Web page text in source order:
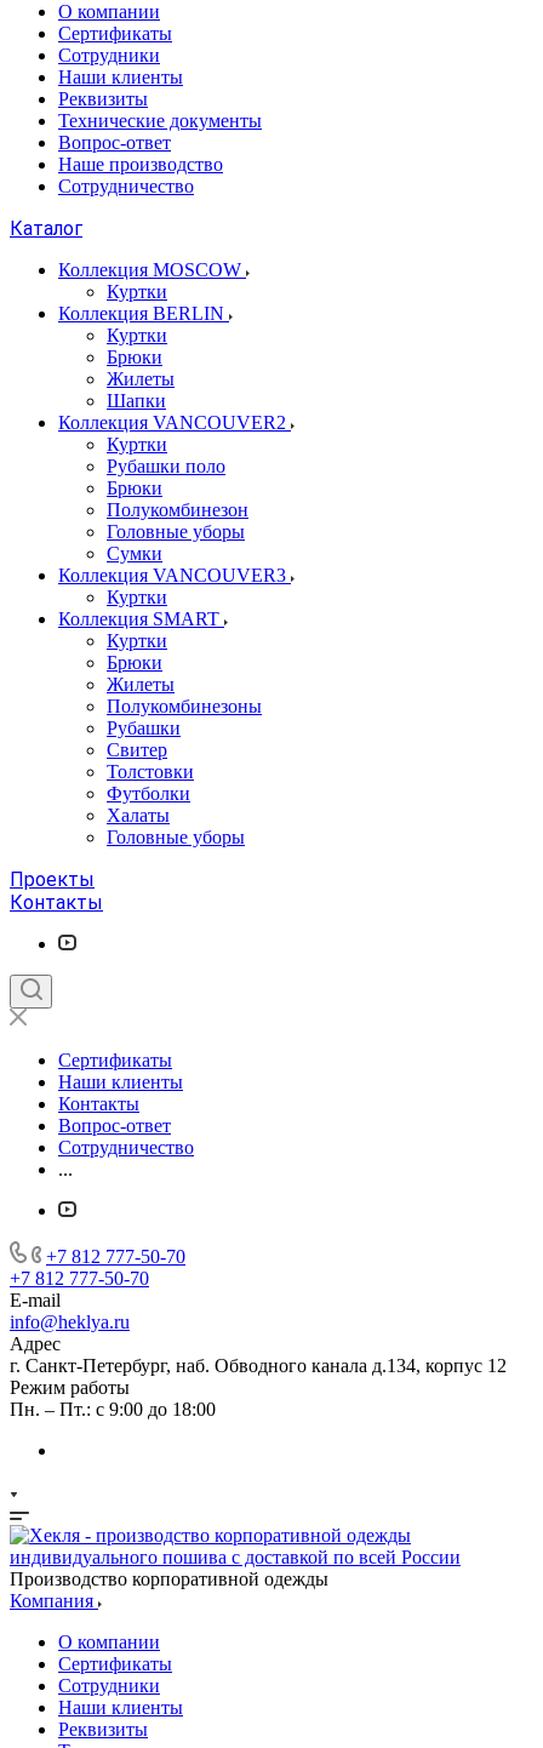
О компании
Сертификаты
Сотрудники
Наши клиенты
Реквизиты
Технические документы
Вопрос-ответ
Наше производство
Сотрудничество
Каталог
Коллекция MOSCOW
Куртки
Коллекция BERLIN
Куртки
Брюки
Жилеты
Шапки
Коллекция VANCOUVER2
Куртки
Рубашки поло
Брюки
Полукомбинезон
Головные уборы
Сумки
Коллекция VANCOUVER3
Куртки
Коллекция SMART
Куртки
Брюки
Жилеты
Полукомбинезоны
Рубашки
Свитер
Толстовки
Футболки
Халаты
Головные уборы
Проекты
Контакты
Сертификаты
Наши клиенты
Контакты
Вопрос-ответ
Сотрудничество
...
+7 812 777-50-70
+7 812 777-50-70
E-mail
info@heklya.ru
Адрес
г. Санкт-Петербург, наб. Обводного канала д.134, корпус 12
Режим работы
Пн. – Пт.: с 9:00 до 18:00
Производство корпоративной одежды
Компания
О компании
Сертификаты
Сотрудники
Наши клиенты
Реквизиты